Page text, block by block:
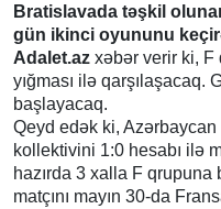
Bratislavada təşkil
gün ikinci oyununu
Adalet.az xəbər verir ki, F
yığması ilə qarşılaşacaq.
başlayacaq.
Qeyd edək ki,
kollektivini 1:0 hesabı ilə
hazırda 3 xalla F qrupuna
matçını mayın 30-da